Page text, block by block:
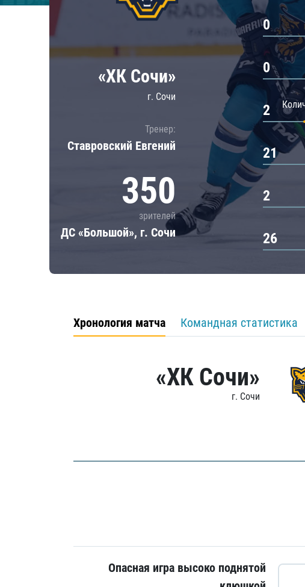
Локомотив
ЦСКА
Шанхайские Драконы
«ХК Сочи»
г. Сочи
Тренер:
Ставровский Евгений
350
зрителей
ДС «Большой», г. Сочи
0
0
2
21
2
26
Хронология матча Командная статистика
«ХК Сочи»
г. Сочи
Опасная игра высоко поднятой